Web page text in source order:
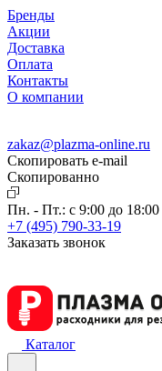
Бренды
Акции
Доставка
Оплата
Контакты
О компании
zakaz@plazma-online.ru
Скопировать e-mail
Cкопированно
Пн. - Пт.: с 9:00 до 18:00
+7 (495) 790-33-19
Заказать звонок
Каталог